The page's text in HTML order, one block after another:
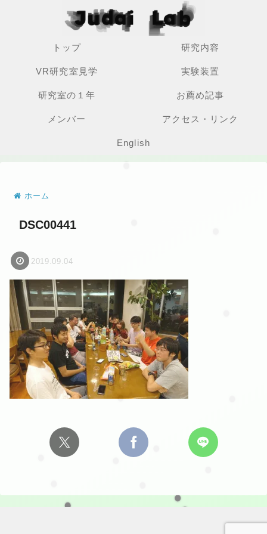
トップ 研究内容
VR研究室見学 実験装置
研究室の１年 お薦め記事
メンバー アクセス・リンク
English
ホーム
DSC00441
2019.09.04